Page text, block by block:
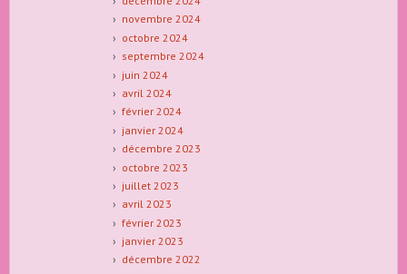
novembre 2024
octobre 2024
septembre 2024
juin 2024
avril 2024
février 2024
janvier 2024
décembre 2023
octobre 2023
juillet 2023
avril 2023
février 2023
janvier 2023
décembre 2022